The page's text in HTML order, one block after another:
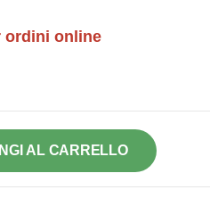
ordini online
AL CARRELLO